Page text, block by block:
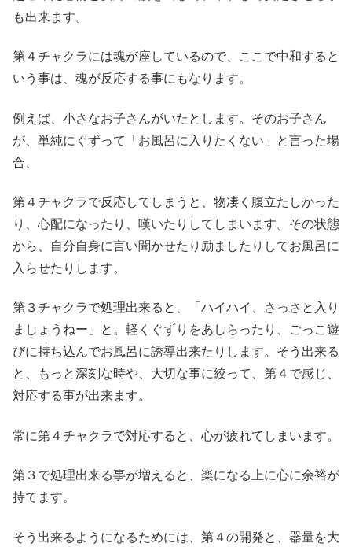
も出来ます。
第４チャクラには魂が座しているので、ここで中和すると
いう事は、魂が反応する事にもなります。
例えば、小さなお子さんがいたとします。そのお子さん
が、単純にぐずって「お風呂に入りたくない」と言った場
合、
第４チャクラで反応してしまうと、物凄く腹立たしかった
り、心配になったり、嘆いたりしてしまいます。その状態
から、自分自身に言い聞かせたり励ましたりしてお風呂に
入らせたりします。
第３チャクラで処理出来ると、「ハイハイ、さっさと入り
ましょうねー」と。軽くぐずりをあしらったり、ごっこ遊
びに持ち込んでお風呂に誘導出来たりします。そう出来る
と、もっと深刻な時や、大切な事に絞って、第４で感じ、
対応する事が出来ます。
常に第４チャクラで対応すると、心が疲れてしまいます。
第３で処理出来る事が増えると、楽になる上に心に余裕が
持てます。
そう出来るようになるためには、第４の開発と、器量を大